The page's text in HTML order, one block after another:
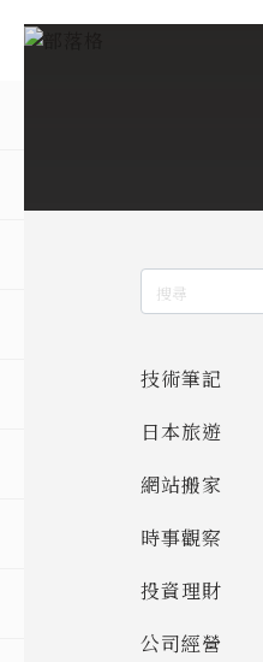
預約服務
活動報名
影像紀錄
Podcast技術筆記
日本旅遊
網站搬家
時事觀察
投資理財
公司經營